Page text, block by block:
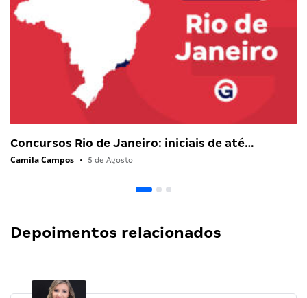
Concursos Rio de Janeiro: iniciais de até…
Camila Campos • 5 de Agosto
Depoimentos relacionados